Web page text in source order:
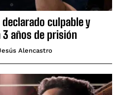
culpable y
3 años de prisión
Alencastro